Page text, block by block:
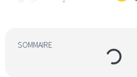
SOMMAIRE